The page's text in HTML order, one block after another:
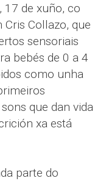
de xuño, co
Collazo, que
sensoriais
bebés de 0 a 4
como unha
que dan vida
xa está
parte do